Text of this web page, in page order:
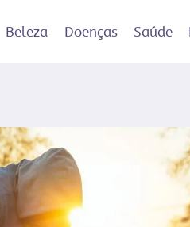
Beleza Doenças Saúde